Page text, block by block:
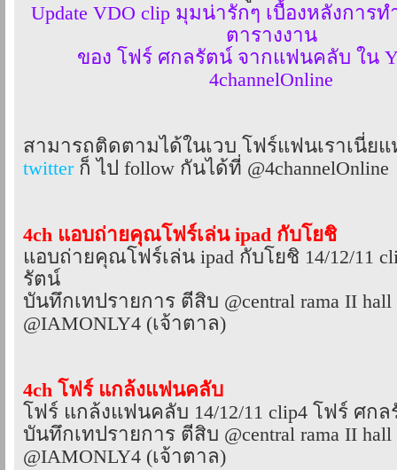
Update VDO clip มุมน่ารักๆ เบื้องหลังการ
ตารางงาน
ของ โฟร์ ศกลรัตน์ จากแฟนคลับ ใน
4channelOnline
สามารถติดตามได้ในเวบ โฟร์แฟนเราเนี่ยแ
twitter ก็ ไป follow กันได้ที่ @4channelOnline
4ch แอบถ่ายคุณโฟร์เล่น ipad กับโยชิ
แอบถ่ายคุณโฟร์เล่น ipad กับโยชิ 14/12/11
รัตน์
บันทึกเทปรายการ ตีสิบ @central rama II
@IAMONLY4 (เจ้าตาล)
4ch โฟร์ แกล้งแฟนคลับ
โฟร์ แกล้งแฟนคลับ 14/12/11 clip4 โฟร์ ศก
บันทึกเทปรายการ ตีสิบ @central rama II
@IAMONLY4 (เจ้าตาล)